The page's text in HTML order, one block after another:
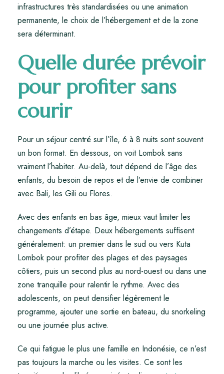
infrastructures très standardisées ou une animation
permanente, le choix de l’hébergement et de la zone
sera déterminant.
Quelle durée prévoir
pour profiter sans
courir
Pour un séjour centré sur l’île, 6 à 8 nuits sont souvent
un bon format. En dessous, on voit Lombok sans
vraiment l’habiter. Au-delà, tout dépend de l’âge des
enfants, du besoin de repos et de l’envie de combiner
avec Bali, les Gili ou Flores.
Avec des enfants en bas âge, mieux vaut limiter les
changements d’étape. Deux hébergements suffisent
généralement: un premier dans le sud ou vers Kuta
Lombok pour profiter des plages et des paysages
côtiers, puis un second plus au nord-ouest ou dans une
zone tranquille pour ralentir le rythme. Avec des
adolescents, on peut densifier légèrement le
programme, ajouter une sortie en bateau, du snorkeling
ou une journée plus active.
Ce qui fatigue le plus une famille en Indonésie, ce n’est
pas toujours la marche ou les visites. Ce sont les